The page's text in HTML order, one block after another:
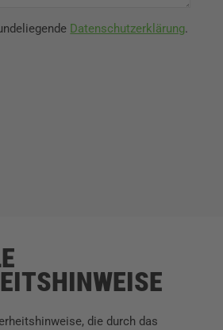
Datenschutzerklärung.
die durch das